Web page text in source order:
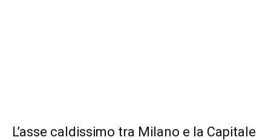
L’asse caldissimo tra Milano e la Capitale